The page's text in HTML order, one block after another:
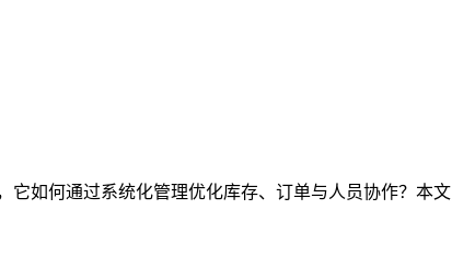
它如何通过系统化管理优化库存、订单与人员协作？本文